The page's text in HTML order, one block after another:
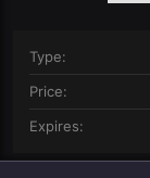
Type
Price
Expires